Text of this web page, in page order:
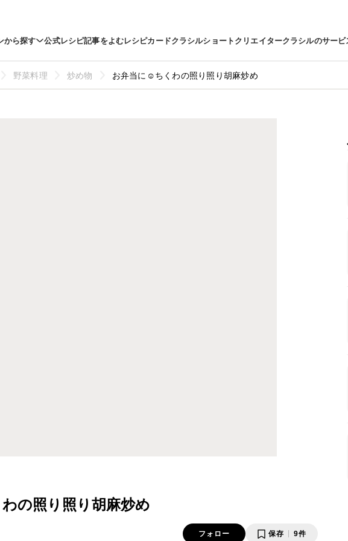
から探す 公式レシピ記事をよむレシピカードクラシルショートクリエイタークラシルのサービ
野菜料理 炒め物 お弁当に☺ちくわの照り照り胡麻炒め
の照り照り胡麻炒め
フォロー 保存 9件